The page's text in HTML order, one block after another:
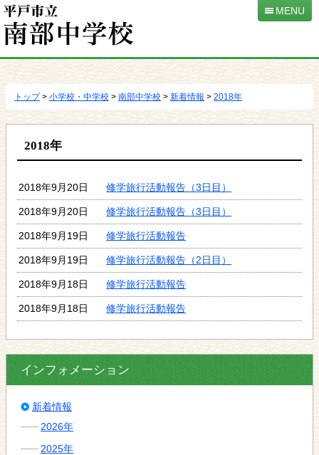
移
MENU
トップ> 小学校・中学校 > 南部中学校 > 新着情報 > 2018年
2018年
2018年9月20日 修学旅行活動報告（3日目）
2018年9月20日 修学旅行活動報告（3日目）
2018年9月19日 修学旅行活動報告
2018年9月19日 修学旅行活動報告（2日目）
2018年9月18日 修学旅行活動報告
2018年9月18日 修学旅行活動報告
インフォメーション
新着情報
2026年
2025年